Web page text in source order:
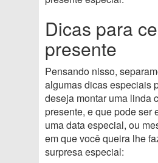
Dicas para
presente
Pensando nisso,
algumas dicas especiais
deseja montar uma linda
presente, e que pode ser
uma data especial, ou
em que você queira lhe
surpresa especial: